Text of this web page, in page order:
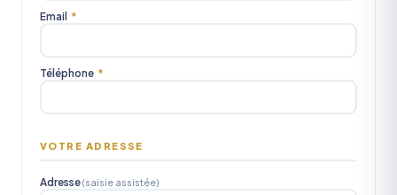
Email *
Téléphone *
VOTRE ADRESSE
Adresse(saisie assistée)